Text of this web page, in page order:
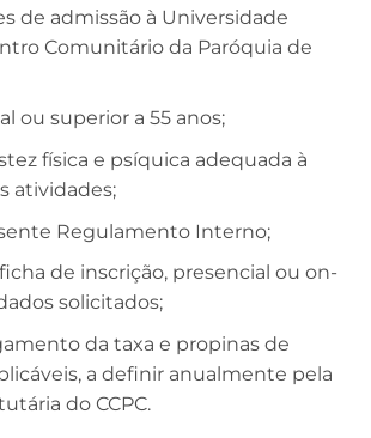
de admissão à Universidade
Comunitário da Paróquia de
ou superior a 55 anos;
física e psíquica adequada à
atividades;
Regulamento Interno;
de inscrição, presencial ou on-
solicitados;
da taxa e propinas de
a definir anualmente pela
do CCPC.